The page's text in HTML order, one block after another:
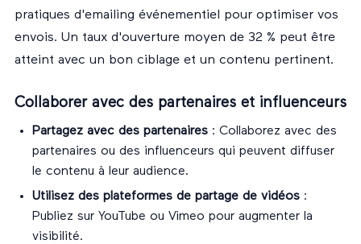
pratiques d'emailing événementiel pour optimiser vos
envois. Un taux d'ouverture moyen de 32 % peut être
atteint avec un bon ciblage et un contenu pertinent.
Collaborer avec des partenaires et influenceurs
Partagez avec des partenaires : Collaborez avec des
partenaires ou des influenceurs qui peuvent diffuser
le contenu à leur audience.
Utilisez des plateformes de partage de vidéos :
Publiez sur YouTube ou Vimeo pour augmenter la
visibilité.